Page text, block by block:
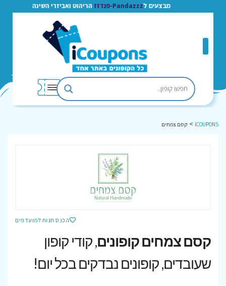
מבצעים ל Pandazzz-פנדזז הריהוט ואביזרי השינה
ICOUPONS
> קסם צמחים
הכנס חנות למועדפים
קסם צמחים קופונים, קודי קופון
שעובדים, קופונים נבדקים בכל יום!